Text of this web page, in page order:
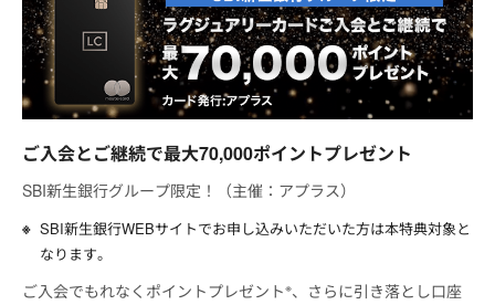
ご入会とご継続で最大70,000ポイントプレゼント
SBI新生銀行グループ限定！（主催：アプラス）
SBI新生銀行WEBサイトでお申し込みいただいた方は本特典対象と
なります。
ご入会でもれなくポイントプレゼント※、さらに引き落とし口座